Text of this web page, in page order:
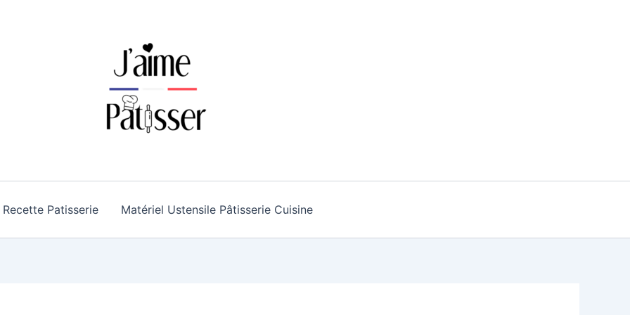
Recette Patisserie Matériel Ustensile Pâtisserie Cuisine